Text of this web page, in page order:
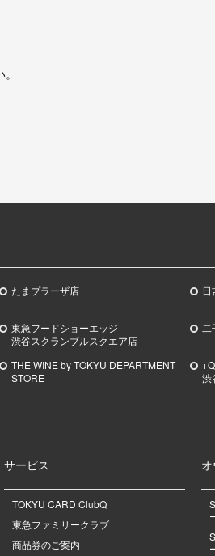
たまプラーザ店
東急フードショーエッジ
渋谷スクランブルスクエア店
二
THE WINE by TOKYU DEPARTMENT
STORE
渋
サービス
TOKYU CARD ClubQ
東急ファミリークラブ
商品券のご案内